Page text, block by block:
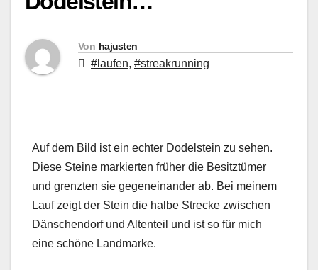
Von hajusten
#laufen, #streakrunning
Auf dem Bild ist ein echter Dodelstein zu sehen.
Diese Steine markierten früher die Besitztümer
und grenzten sie gegeneinander ab. Bei meinem
Lauf zeigt der Stein die halbe Strecke zwischen
Dänschendorf und Altenteil und ist so für mich
eine schöne Landmarke.